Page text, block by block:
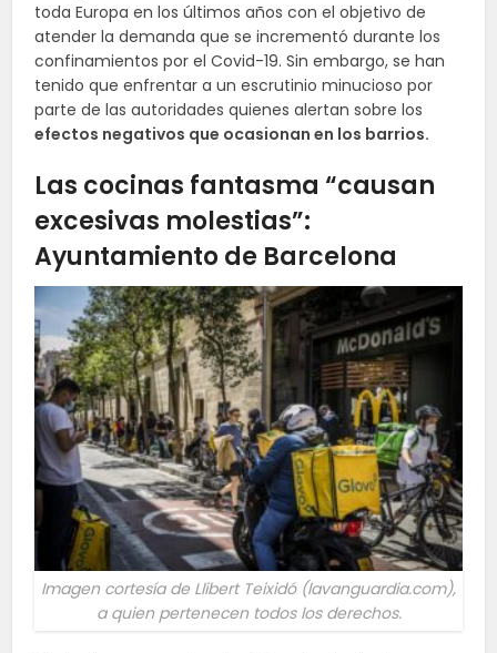
toda Europa en los últimos años con el objetivo de
atender la demanda que se incrementó durante los
confinamientos por el Covid-19. Sin embargo, se han
tenido que enfrentar a un escrutinio minucioso por
parte de las autoridades quienes alertan sobre los
efectos negativos que ocasionan en los barrios.
Las cocinas fantasma “causan
excesivas molestias”:
Ayuntamiento de Barcelona
Imagen cortesía de Llibert Teixidó (lavanguardia.com),
a quien pertenecen todos los derechos.